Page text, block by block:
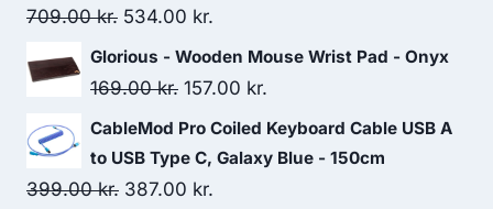
1,289.00 kr..
709.00kr. Original
price
was:
534.00 kr.
price
is:
Glorious - Wooden Mouse Wrist Pad - Onyx
169.00kr. Original
price
was:
169.00 kr..
157.00 kr.
price
is:
CableMod Pro Coiled Keyboard Cable USB A
to USB Type C, Galaxy Blue - 150cm
399.00kr. Original
387.00 kr.